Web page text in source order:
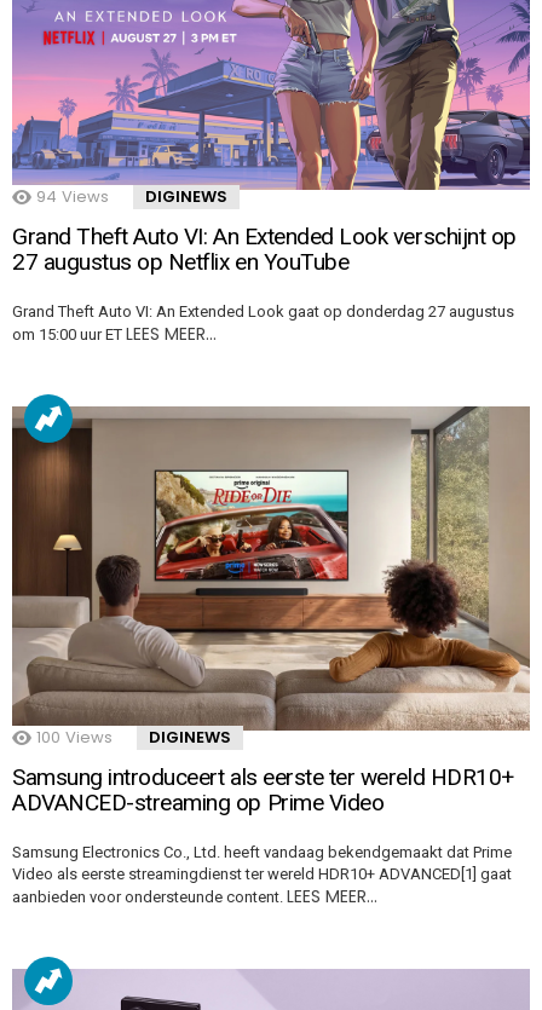
94 Views DIGINEWS
Grand Theft Auto VI: An Extended Look verschijnt op
27 augustus op Netflix en YouTube
Grand Theft Auto VI: An Extended Look gaat op donderdag 27 augustus
om 15:00 uur ET LEES MEER…
100 Views DIGINEWS
Samsung introduceert als eerste ter wereld HDR10+
ADVANCED-streaming op Prime Video
Samsung Electronics Co., Ltd. heeft vandaag bekendgemaakt dat Prime
Video als eerste streamingdienst ter wereld HDR10+ ADVANCED[1] gaat
aanbieden voor ondersteunde content. LEES MEER…